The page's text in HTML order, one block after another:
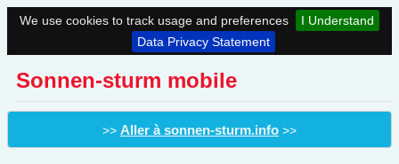
We use cookies to track usage and preferences
I Understand
Data Privacy Statement
Sonnen-sturm mobile
>> Aller à sonnen-sturm.info >>